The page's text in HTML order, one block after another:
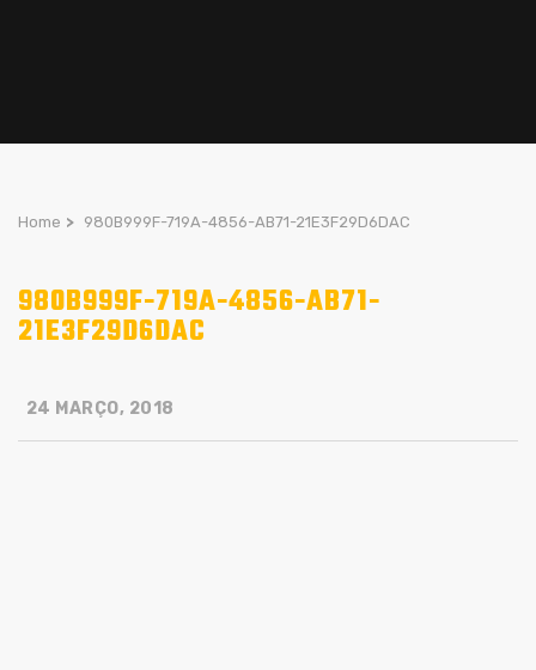
Home > 980B999F-719A-4856-AB71-21E3F29D6DAC
980B999F-719A-4856-AB71-
21E3F29D6DAC
24 MARÇO, 2018